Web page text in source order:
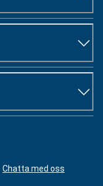
Chatta med oss